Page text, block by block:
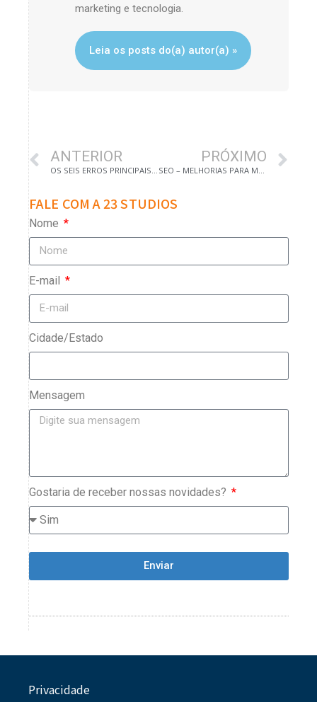
marketing e tecnologia.
Leia os posts do(a) autor(a) »
ANTERIOR PRÓXIMO
FALE COM A 23 STUDIOS
Nome
E-mail
Cidade/Estado
Mensagem
Gostaria de receber nossas novidades?
Enviar
Privacidade